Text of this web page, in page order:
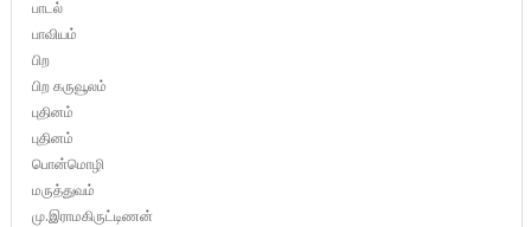
பாடல்
பாவியம்
பிற
பிற கருவூலம்
புதினம்
புதினம்
பொன்மொழி
மருத்துவம்
மு.இராமகிருட்டிணன்